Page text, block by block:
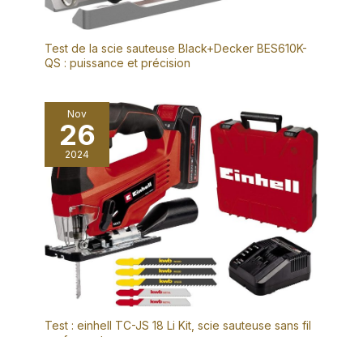
Test de la scie sauteuse Black+Decker BES610K-
QS : puissance et précision
Nov
26
2024
Test : einhell TC-JS 18 Li Kit, scie sauteuse sans fil